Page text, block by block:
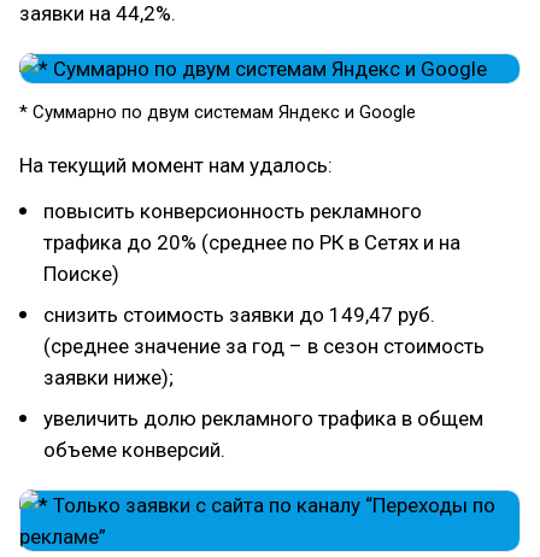
заявки на 44,2%.
* Суммарно по двум системам Яндекс и Google
На текущий момент нам удалось:
повысить конверсионность рекламного
трафика до 20% (среднее по РК в Сетях и на
Поиске)
снизить стоимость заявки до 149,47 руб.
(среднее значение за год – в сезон стоимость
заявки ниже);
увеличить долю рекламного трафика в общем
объеме конверсий.